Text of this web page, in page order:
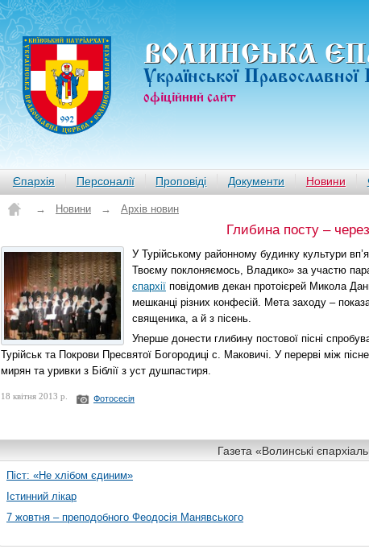
ВОЛИНСЬКА
Української
офiцiйний сайт
Єпархія Персоналії Проповіді Документи Новини
→ Новини → Архів новин
Глибина посту –
У Турійському районному будинку культури
Твоєму поклоняємось, Владико» за участю
єпархії повідомив декан протоієрей Микола
мешканці різних конфесій. Мета заходу –
священика, а й з пісень.
Уперше донести глибину постової пісні
Турійськ та Покрови Пресвятої Богородиці с. Маковичі. У перерві між
мирян та уривки з Біблії з уст душпастиря.
18 квітня 2013 р. Фотосесія
Газета «Волинські
Піст: «Не хлібом єдиним»
Істинний лікар
7 жовтня – преподобного Феодосія Манявського